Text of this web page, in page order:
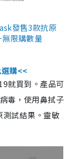
發售3款抗原
限購數量
購<<
就買到。產品可
毒，使用鼻拭子
試結果。靈敏